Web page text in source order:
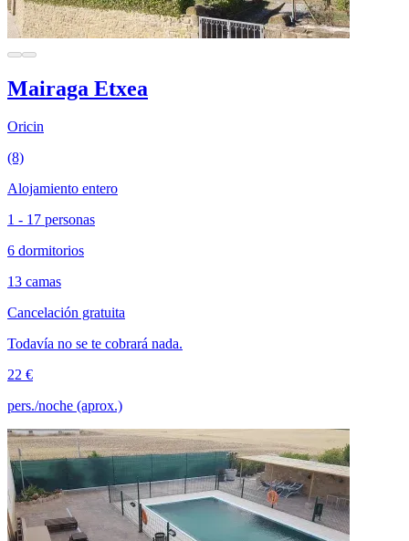
Mairaga Etxea
Oricin
(8)
Alojamiento entero
1 - 17 personas
6 dormitorios
13 camas
Cancelación gratuita
Todavía no se te cobrará nada.
22 €
pers./noche (aprox.)